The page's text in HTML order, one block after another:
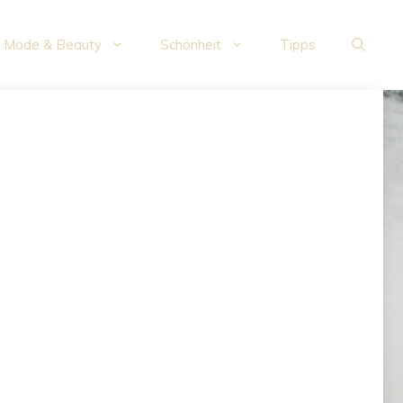
Mode & Beauty Schönheit Tipps